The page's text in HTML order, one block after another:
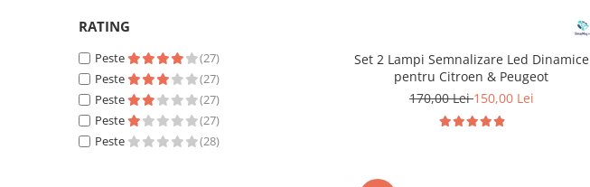
RATING
Peste
(27)
Peste
(27)
Peste
(27)
Peste
(27)
Peste
(28)
Set 2 Lampi Semnalizare Led Dinamice
pentru Citroen & Peugeot
170,00 Lei150,00 Lei